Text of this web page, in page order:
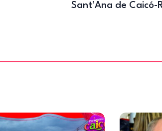
Sant’Ana de Caicó-